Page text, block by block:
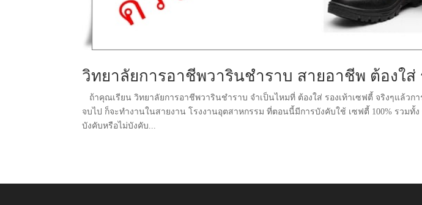
วิทยาลัยการอาชีพวารินชำราบ สายอาชีพ ต้องใส่
ถ้าคุณเรียน วิทยาลัยการอาชีพวารินชำราบ จำเป็นไหมที่ ต้องใส่ รองเท้าเซฟตี้ จริงๆแล้วก
จบไป ก็จะทำงานในสายงาน โรงงานอุตสาหกรรม ที่ตอนนี้มีการบังคับใช้ เซฟตี้ 100% รวมทั้
บังคับหรือไม่บังคับ...